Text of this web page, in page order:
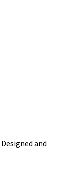
and